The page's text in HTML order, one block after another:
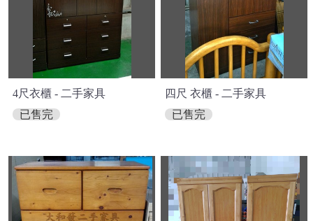
4尺衣櫃 - 二手家具
已售完
四尺 衣櫃 - 二手家具
已售完